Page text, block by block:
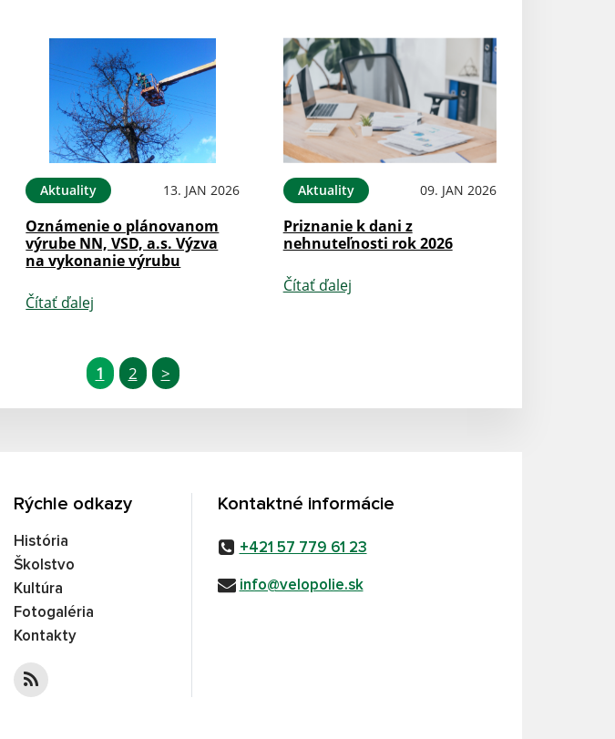
Aktuality 13. JAN 2026
Oznámenie o plánovanom
výrube NN, VSD, a.s. Výzva
na vykonanie výrubu
Čítať ďalej
Aktuality 09. JAN 2026
Priznanie k dani z
nehnuteľnosti rok 2026
Čítať ďalej
1 2 >
Rýchle odkazy
História
Školstvo
Kultúra
Fotogaléria
Kontakty
Kontaktné informácie
+421 57 779 61 23
info@velopolie.sk